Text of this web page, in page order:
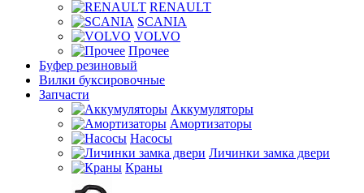
RENAULT
SCANIA
VOLVO
Прочее
Буфер резиновый
Вилки буксировочные
Запчасти
Аккумуляторы
Амортизаторы
Насосы
Личинки замка двери
Краны